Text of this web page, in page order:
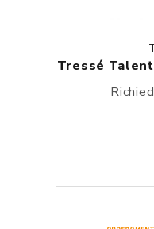
Tressé